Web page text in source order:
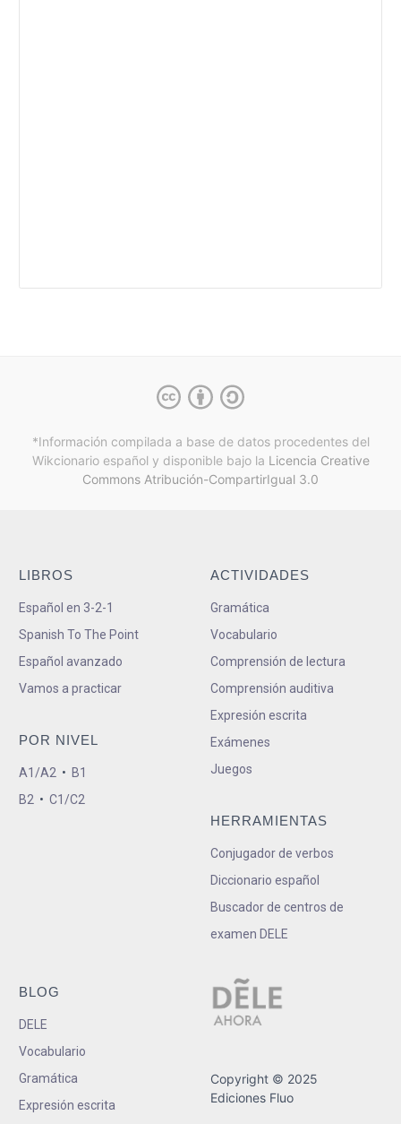
*Información compilada a base de datos procedentes del
Wikcionario español y disponible bajo la Licencia Creative
Commons Atribución-CompartirIgual 3.0
LIBROS
Español en 3-2-1
Spanish To The Point
Español avanzado
Vamos a practicar
POR NIVEL
A1/A2 • B1
B2 • C1/C2
ACTIVIDADES
Gramática
Vocabulario
Comprensión de lectura
Comprensión auditiva
Expresión escrita
Exámenes
Juegos
HERRAMIENTAS
Conjugador de verbos
Diccionario español
Buscador de centros de
examen DELE
BLOG
DELE
Vocabulario
Gramática
Expresión escrita
Copyright © 2025
Ediciones Fluo